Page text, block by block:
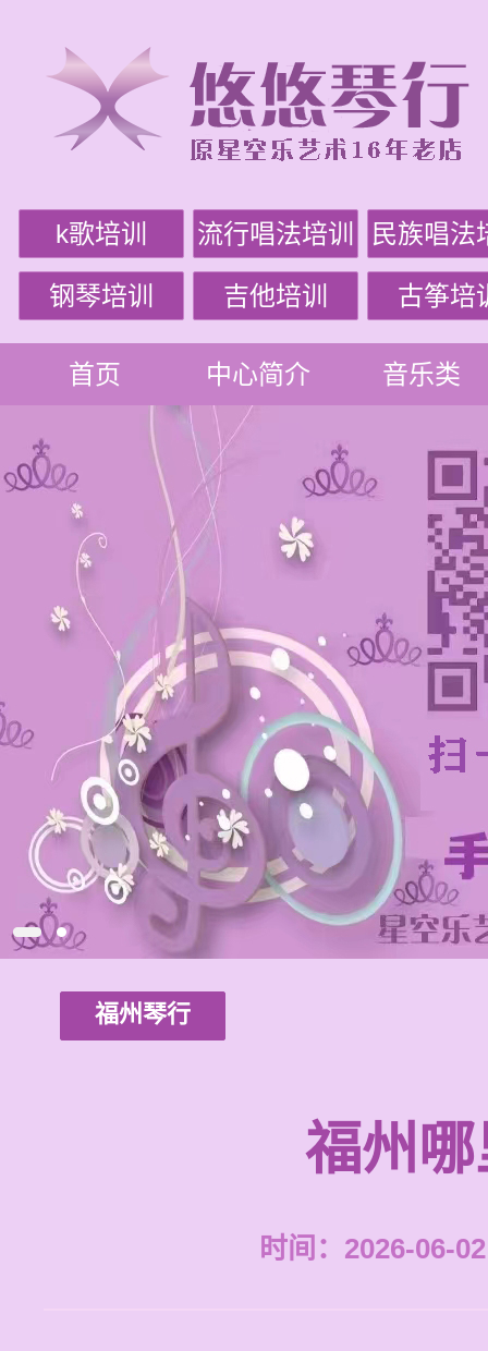
k歌培训 流行唱法培训 民族唱法
钢琴培训 吉他培训 古筝培
首页 中心简介 音乐类
福州琴行
福州
时间：2026-06-